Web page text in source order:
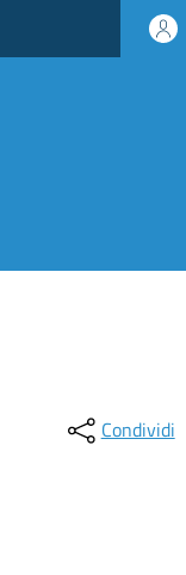
Condividi